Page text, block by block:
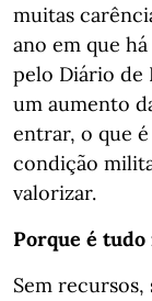
muitas
ano em que
pelo Diário de
um aumento
entrar, o que
condição
valorizar.
Porque é
Sem recursos,